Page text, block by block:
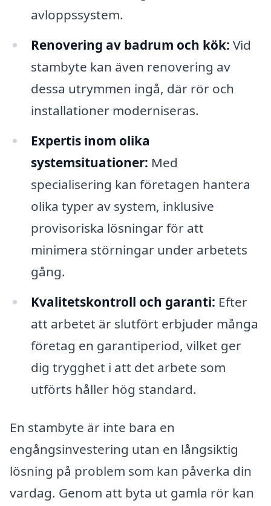
avloppssystem.
Renovering av badrum och kök: Vid
stambyte kan även renovering av
dessa utrymmen ingå, där rör och
installationer moderniseras.
Expertis inom olika
systemsituationer: Med
specialisering kan företagen hantera
olika typer av system, inklusive
provisoriska lösningar för att
minimera störningar under arbetets
gång.
Kvalitetskontroll och garanti: Efter
att arbetet är slutfört erbjuder många
företag en garantiperiod, vilket ger
dig trygghet i att det arbete som
utförts håller hög standard.
En stambyte är inte bara en
engångsinvestering utan en långsiktig
lösning på problem som kan påverka din
vardag. Genom att byta ut gamla rör kan